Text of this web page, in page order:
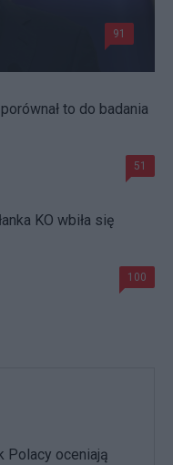
91
to do badania
51
KO wbiła się
100
Polacy oceniają